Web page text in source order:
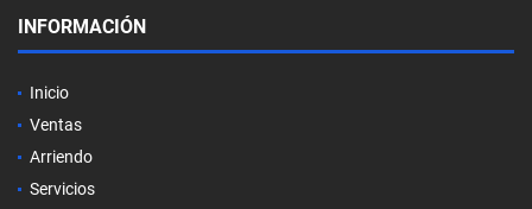
INFORMACIÓN
Inicio
Ventas
Arriendo
Servicios